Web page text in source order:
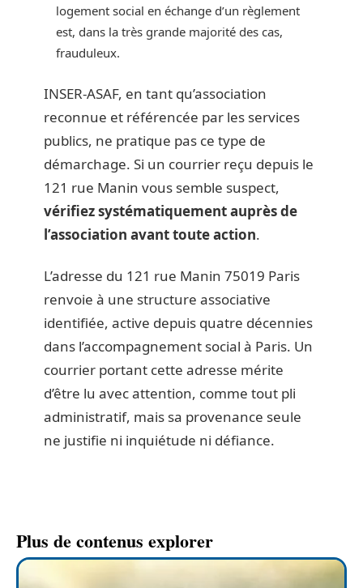
logement social en échange d’un règlement
est, dans la très grande majorité des cas,
frauduleux.
INSER-ASAF, en tant qu’association
reconnue et référencée par les services
publics, ne pratique pas ce type de
démarchage. Si un courrier reçu depuis le
121 rue Manin vous semble suspect,
vérifiez systématiquement auprès de
l’association avant toute action.
L’adresse du 121 rue Manin 75019 Paris
renvoie à une structure associative
identifiée, active depuis quatre décennies
dans l’accompagnement social à Paris. Un
courrier portant cette adresse mérite
d’être lu avec attention, comme tout pli
administratif, mais sa provenance seule
ne justifie ni inquiétude ni défiance.
Plus de contenus explorer